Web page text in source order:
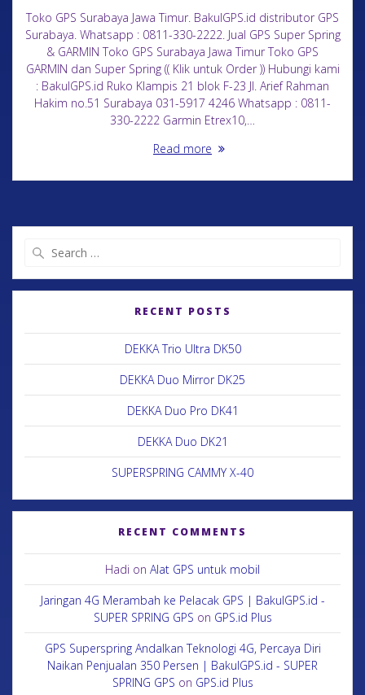
Toko GPS Surabaya Jawa Timur. BakulGPS.id distributor GPS
Surabaya. Whatsapp : 0811-330-2222. Jual GPS Super Spring
& GARMIN Toko GPS Surabaya Jawa Timur Toko GPS
GARMIN dan Super Spring (( Klik untuk Order )) Hubungi kami
: BakulGPS.id Ruko Klampis 21 blok F-23 Jl. Arief Rahman
Hakim no.51 Surabaya 031-5917 4246 Whatsapp : 0811-
330-2222 Garmin Etrex10,…
Read more
RECENT POSTS
DEKKA Trio Ultra DK50
DEKKA Duo Mirror DK25
DEKKA Duo Pro DK41
DEKKA Duo DK21
SUPERSPRING CAMMY X-40
RECENT COMMENTS
Hadi on Alat GPS untuk mobil
Jaringan 4G Merambah ke Pelacak GPS | BakulGPS.id -
SUPER SPRING GPS on GPS.id Plus
GPS Superspring Andalkan Teknologi 4G, Percaya Diri
Naikan Penjualan 350 Persen | BakulGPS.id - SUPER
SPRING GPS on GPS.id Plus